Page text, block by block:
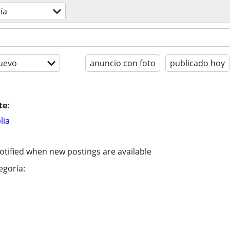
anuncio con foto publicado hoy
when new postings are available